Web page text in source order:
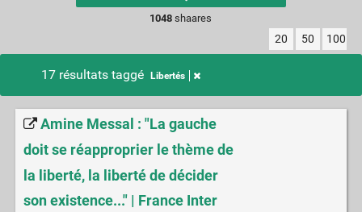
results.
1048 shaares
20 50 100
17 résultats taggé Libertés
Amine Messal : "La gauche
doit se réapproprier le thème de
la liberté, la liberté de décider
son existence..." | France Inter